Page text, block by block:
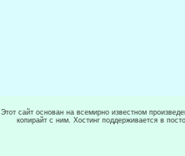
Этот сайт основан на всемирно известном
копирайт с ним. Хостинг поддерживается в